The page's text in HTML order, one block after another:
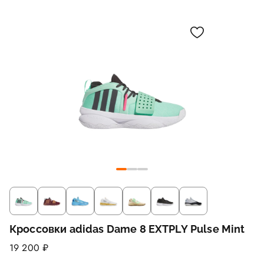
Кроссовки adidas Dame 8 EXTPLY Pulse Mint
19 200 ₽